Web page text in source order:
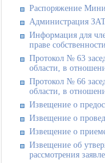
Распоряжение
Администрация
Информация для
праве
Протокол № 63
области, в
Протокол № 66
области, в
Извещение о
Извещение о
Извещение о приеме
Извещение об
рассмотрения